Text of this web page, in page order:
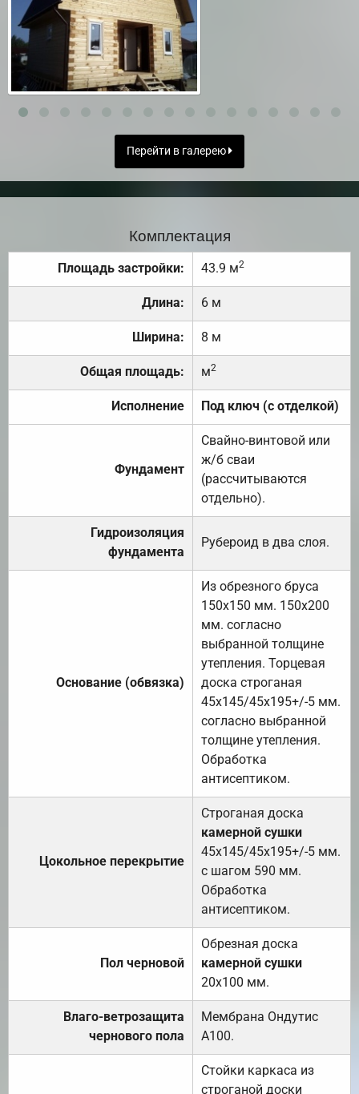
Перейти в галерею
Комплектация
Площадь застройки: 43.9 м2
Длина: 6 м
Ширина: 8 м
Общая площадь: м2
Исполнение Под ключ (с отделкой)
Фундамент
Свайно-винтовой или
ж/б сваи
(рассчитываются
отдельно).
Гидроизоляция
фундамента
Рубероид в два слоя.
Основание (обвязка)
Из обрезного бруса
150х150 мм. 150х200
мм. согласно
выбранной толщине
утепления. Торцевая
доска строганая
45х145/45х195+/-5 мм.
согласно выбранной
толщине утепления.
Обработка
антисептиком.
Цокольное перекрытие
Строганая доска
камерной сушки
45х145/45х195+/-5 мм.
с шагом 590 мм.
Обработка
антисептиком.
Пол черновой
Обрезная доска
камерной сушки
20х100 мм.
Влаго-ветрозащита
чернового пола
Мембрана Ондутис
А100.
Стойки каркаса из
строганой доски